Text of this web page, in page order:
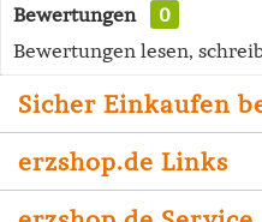
Bewertungen
0
Bewertungen lesen,
Sicher Einkaufen
erzshop.de Links